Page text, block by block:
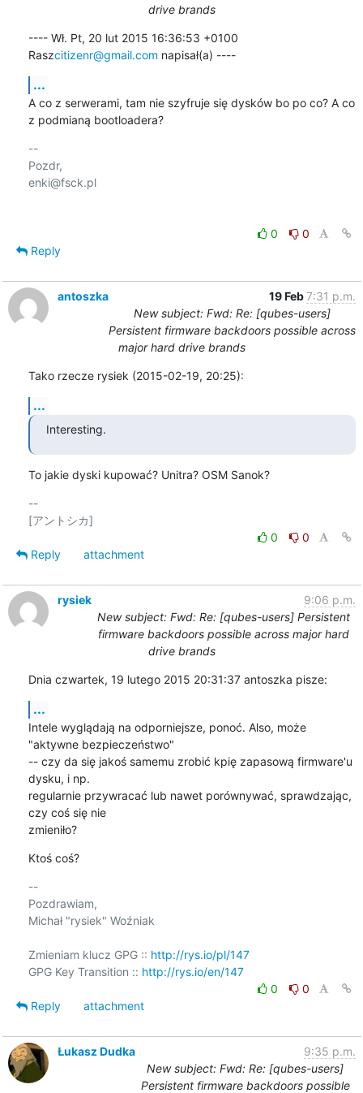
drive brands
---- Wł. Pt, 20 lut 2015 16:36:53 +0100
Raszcitizenr@gmail.com napisał(a) ----
...
A co z serwerami, tam nie szyfruje się dysków bo po co? A co
z podmianą bootloadera?
--
Pozdr,
enki@fsck.pl
0
0
Reply
antoszka 19 Feb7:31 p.m.
New subject: Fwd: Re: [qubes-users]
Persistent firmware backdoors possible across
major hard drive brands
Tako rzecze rysiek (2015-02-19, 20:25):
...
Interesting.
To jakie dyski kupować? Unitra? OSM Sanok?
--
0
0
Reply
attachment
rysiek
9:06 p.m.
New subject: Fwd: Re: [qubes-users] Persistent
firmware backdoors possible across major hard
drive brands
Dnia czwartek, 19 lutego 2015 20:31:37 antoszka pisze:
...
Intele wyglądają na odporniejsze, ponoć. Also, może
"aktywne bezpieczeństwo"
-- czy da się jakoś samemu zrobić kpię zapasową firmware'u
dysku, i np.
regularnie przywracać lub nawet porównywać, sprawdzając,
czy coś się nie
zmieniło?
Ktoś coś?
--
Pozdrawiam,
Michał "rysiek" Woźniak
Zmieniam klucz GPG :: http://rys.io/pl/147
GPG Key Transition :: http://rys.io/en/147
0
0
Reply
attachment
Łukasz Dudka
9:35 p.m.
New subject: Fwd: Re: [qubes-users]
Persistent firmware backdoors possible